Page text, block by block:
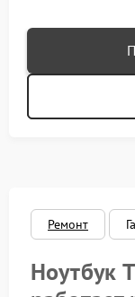
Ремонт
Ноутбук